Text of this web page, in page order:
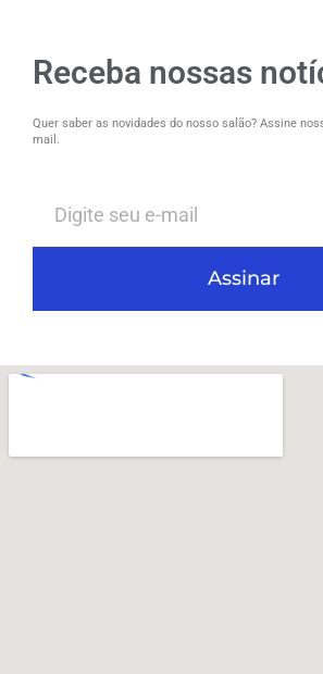
Receba nossas
Quer saber as novidades do nosso salão? Assine
mail.
Assinar